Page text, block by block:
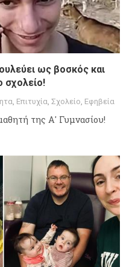
ως βοσκός και
σχολείο!
, Επιτυχία, Σχολείο, Εφηβεία
της Α' Γυμνασίου!